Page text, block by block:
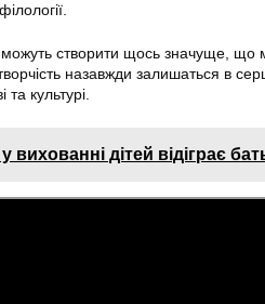
створити щось значуще, що
назавжди залишаться в
культурі.
вихованні дітей відіграє